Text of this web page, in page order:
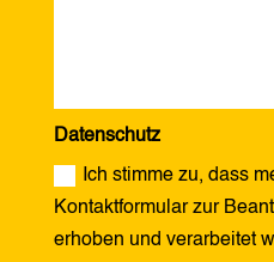
Datenschutz
Ich stimme zu, dass
Kontaktformular zur
erhoben und verarbeitet